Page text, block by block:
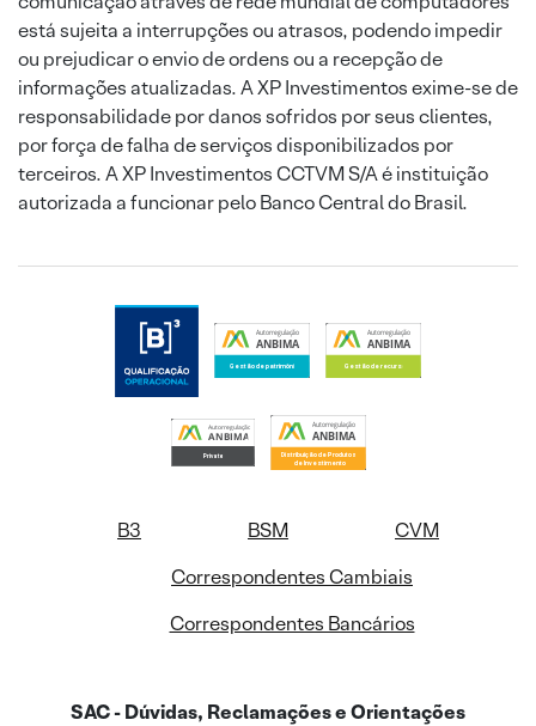
está sujeita a interrupções ou atrasos, podendo impedir
ou prejudicar o envio de ordens ou a recepção de
informações atualizadas. A XP Investimentos exime-se de
responsabilidade por danos sofridos por seus clientes,
por força de falha de serviços disponibilizados por
terceiros. A XP Investimentos CCTVM S/A é instituição
autorizada a funcionar pelo Banco Central do Brasil.
B3 BSM
CVM
Correspondentes Cambiais
Correspondentes Bancários
SAC - Dúvidas, Reclamações e Orientações